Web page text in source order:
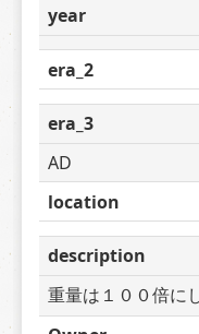
year
era_2
era_3
AD
location
description
重量は１００倍に